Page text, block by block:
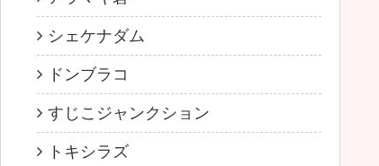
シェケナダム
ドンブラコ
すじこジャンクション
トキシラズ